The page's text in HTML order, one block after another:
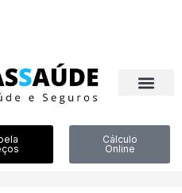
Cálculo
Online